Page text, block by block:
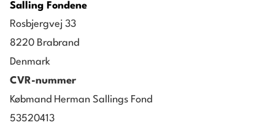
Salling Fondene
Rosbjergvej 33
8220 Brabrand
Denmark
CVR-nummer
Købmand Herman Sallings Fond
53520413